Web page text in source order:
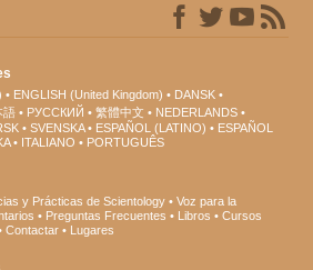
ENGLISH (United Kingdom)
DANSK
語 РУССКИЙ 繁體中文
NEDERLANDS
SVENSKA ESPAÑOL (LATINO)
ESPAÑOL
ITALIANO PORTUGUÊS
y Prácticas de Scientology
Voz para la
Preguntas Frecuentes Libros
Cursos
Contactar Lugares